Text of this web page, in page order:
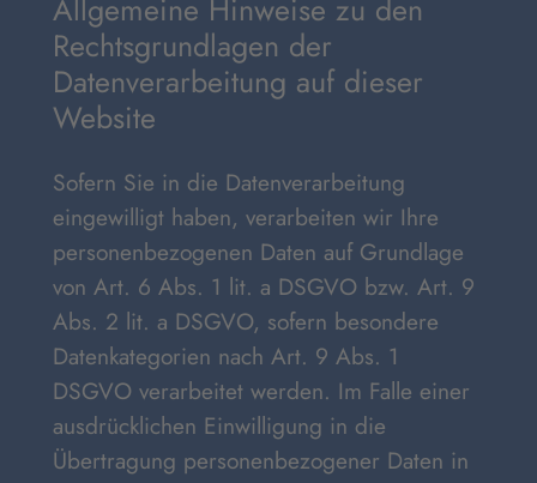
Allgemeine Hinweise zu den
Rechtsgrundlagen der
Datenverarbeitung auf dieser
Website
Sofern Sie in die Datenverarbeitung
eingewilligt haben, verarbeiten wir Ihre
personenbezogenen Daten auf Grundlage
von Art. 6 Abs. 1 lit. a DSGVO bzw. Art. 9
Abs. 2 lit. a DSGVO, sofern besondere
Datenkategorien nach Art. 9 Abs. 1
DSGVO verarbeitet werden. Im Falle einer
ausdrücklichen Einwilligung in die
Übertragung personenbezogener Daten in